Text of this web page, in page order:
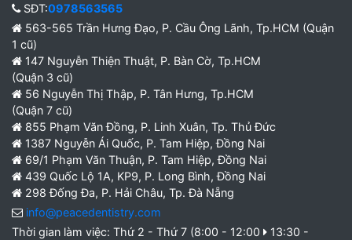
SĐT:0978563565
563-565 Trần Hưng Đạo, P. Cầu Ông Lãnh, Tp.HCM (Quận
1 cũ)
147 Nguyễn Thiện Thuật, P. Bàn Cờ, Tp.HCM
(Quận 3 cũ)
56 Nguyễn Thị Thập, P. Tân Hưng, Tp.HCM
(Quận 7 cũ)
855 Phạm Văn Đồng, P. Linh Xuân, Tp. Thủ Đức
1387 Nguyễn Ái Quốc, P. Tam Hiệp, Đồng Nai
69/1 Phạm Văn Thuận, P. Tam Hiệp, Đồng Nai
439 Quốc Lộ 1A, KP9, P. Long Bình, Đồng Nai
298 Đống Đa, P. Hải Châu, Tp. Đà Nẵng
info@peacedentistry.com
Thời gian làm việc: Thứ 2 - Thứ 7 (8:00 - 12:00
13:30 -